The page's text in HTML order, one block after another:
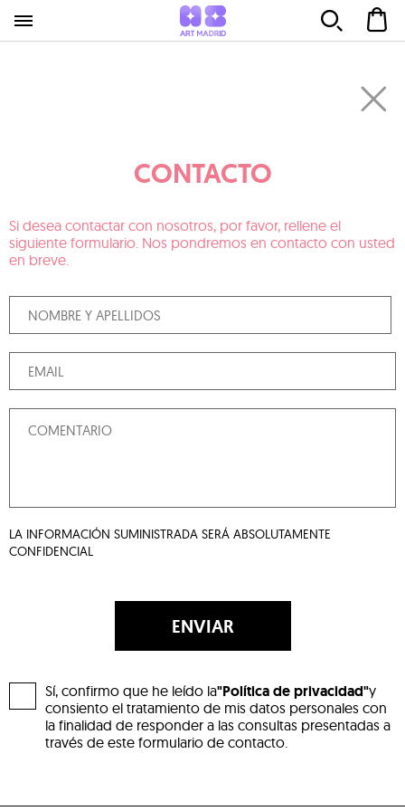
CONTACTO
Si desea contactar con nosotros, por favor, rellene el
siguiente formulario. Nos pondremos en contacto con usted
en breve.
LA INFORMACIÓN SUMINISTRADA SERÁ ABSOLUTAMENTE
CONFIDENCIAL
ENVIAR
Sí, confirmo que he leído la"Política de privacidad"y
consiento el tratamiento de mis datos personales con
la finalidad de responder a las consultas presentadas a
través de este formulario de contacto.